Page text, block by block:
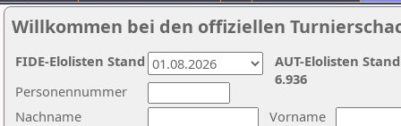
Willkommen bei den offiziellen
Nachname
Vorname
Personennummer
AUT-Elolisten
6.936
FIDE-Elolisten Stand